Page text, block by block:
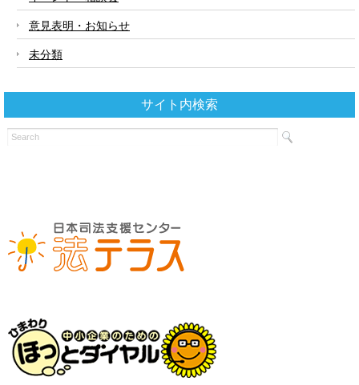
意見表明・お知らせ
未分類
サイト内検索